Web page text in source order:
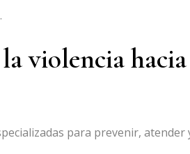
violencia hacia
para prevenir, atender